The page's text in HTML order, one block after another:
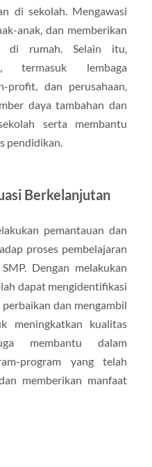
di sekolah. Mengawasi
anak, dan memberikan
di rumah. Selain itu,
termasuk lembaga
profit, dan perusahaan,
daya tambahan dan
serta membantu
pendidikan.
Berkelanjutan
pemantauan dan
proses pembelajaran
Dengan melakukan
dapat mengidentifikasi
dan mengambil
meningkatkan kualitas
membantu dalam
program yang telah
memberikan manfaat